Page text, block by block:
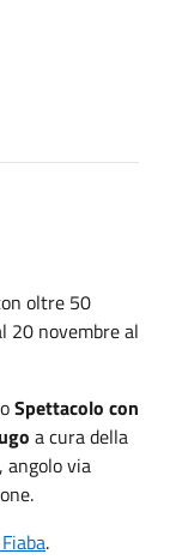
oltre 50
20 novembre al
Spettacolo con
a cura della
angolo via
.